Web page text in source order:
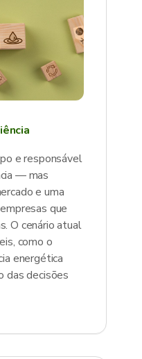
e responsável
— mas
e uma
que
O cenário atual
como o
energética
das decisões